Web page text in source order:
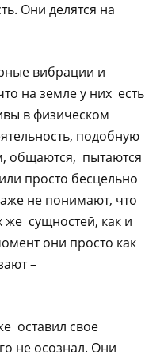
Они делятся на
вибрации и
на земле у них есть
в физическом
подобную
общаются, пытаются
просто бесцельно
не понимают, что
же сущностей, как и
они просто как
–
оставил свое
не осознал. Они